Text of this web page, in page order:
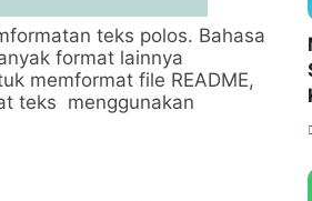
teks polos. Bahasa
format lainnya
memformat file README,
teks menggunakan